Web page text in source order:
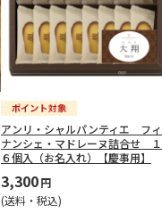
アンリ・シャルパンティエ フィ
ナンシェ・マドレーヌ詰合せ １
６個入（お名入れ）【慶事用】
3,300円
(送料・税込)